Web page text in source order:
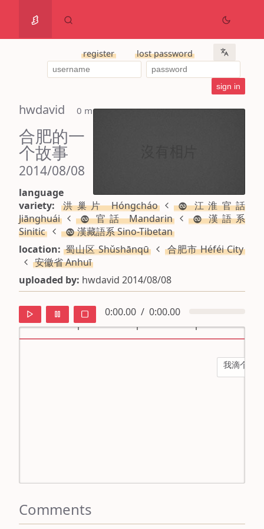
register lost password
hwdavid 0 m
合肥的一
个故事
2014/08/08
language
variety:洪巢片 Hóngcháo
江淮官話
Jiānghuái
官話 Mandarin
漢語系
Sinitic
漢藏語系 Sino-Tibetan
location: 蜀山区 Shǔshānqū
合肥市 Héféi City
安徽省 Anhuī
uploaded by: hwdavid 2014/08/08
0:00.00 / 0:00.00
我滴个乖
Comments